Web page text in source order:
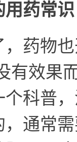
药常识
药物
有效果
个科普
通常